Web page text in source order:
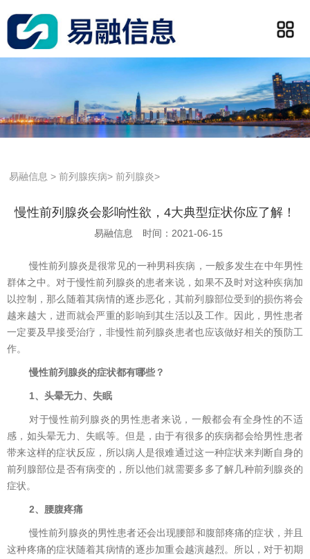
易融信息 >前列腺疾病>前列腺炎>
慢性前列腺炎会影响性欲，4大典型症状你应了解！
易融信息 时间：2021-06-15
慢性前列腺炎是很常见的一种男科疾病，一般多发生在中年男性
群体之中。对于慢性前列腺炎的患者来说，如果不及时对这种疾病加
以控制，那么随着其病情的逐步恶化，其前列腺部位受到的损伤将会
越来越大，进而就会严重的影响到其生活以及工作。因此，男性患者
一定要及早接受治疗，非慢性前列腺炎患者也应该做好相关的预防工
作。
慢性前列腺炎的症状都有哪些？
1、头晕无力、失眠
对于慢性前列腺炎的男性患者来说，一般都会有全身性的不适
感，如头晕无力、失眠等。但是，由于有很多的疾病都会给男性患者
带来这样的症状反应，所以病人是很难通过这一种症状来判断自身的
前列腺部位是否有病变的，所以他们就需要多多了解几种前列腺炎的
症状。
2、腰腹疼痛
慢性前列腺炎的男性患者还会出现腰部和腹部疼痛的症状，并且
这种疼痛的症状随着其病情的逐步加重会越演越烈。所以，对于初期